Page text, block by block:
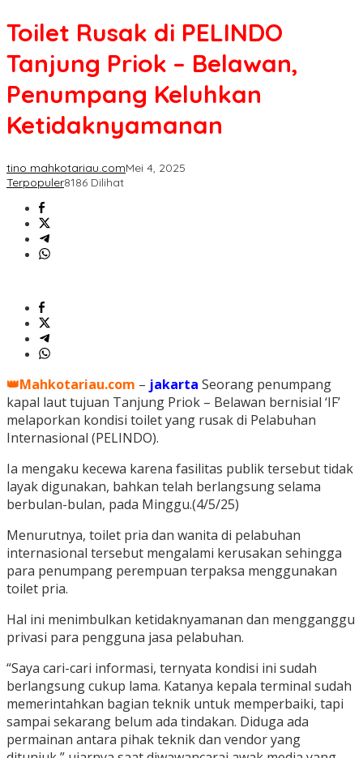
Toilet Rusak di PELINDO
Tanjung Priok – Belawan,
Penumpang Keluhkan
Ketidaknyamanan
tino mahkotariau.comMei 4, 2025
Terpopuler8186 Dilihat
👑Mahkotariau.com – jakarta Seorang penumpang
kapal laut tujuan Tanjung Priok – Belawan bernisial ‘IF’
melaporkan kondisi toilet yang rusak di Pelabuhan
Internasional (PELINDO).
Ia mengaku kecewa karena fasilitas publik tersebut tidak
layak digunakan, bahkan telah berlangsung selama
berbulan-bulan, pada Minggu.(4/5/25)
Menurutnya, toilet pria dan wanita di pelabuhan
internasional tersebut mengalami kerusakan sehingga
para penumpang perempuan terpaksa menggunakan
toilet pria.
Hal ini menimbulkan ketidaknyamanan dan mengganggu
privasi para pengguna jasa pelabuhan.
“Saya cari-cari informasi, ternyata kondisi ini sudah
berlangsung cukup lama. Katanya kepala terminal sudah
memerintahkan bagian teknik untuk memperbaiki, tapi
sampai sekarang belum ada tindakan. Diduga ada
permainan antara pihak teknik dan vendor yang